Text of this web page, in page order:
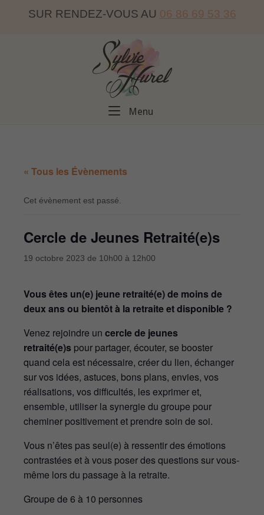
SUR RENDEZ-VOUS AU 06 86 69 53 36
Home
Menu
« Tous les Évènements
Cet évènement est passé.
Cercle de Jeunes Retraité(e)s
19 octobre 2023 de 10h00 à 12h00
Vous êtes un(e) jeune retraité(e) de moins de
deux ans ou bientôt à la retraite et disponible ?
Venez rejoindre un cercle de jeunes
retraité(e)s pour partager, écouter, se booster
quand cela est nécessaire, créer du lien, échanger
sur vos idées, astuces, bons plans, envies, vos
réalisations, vos difficultés, les exprimer et,
ensemble, utiliser la synergie du groupe pour
cheminer positivement et prendre soin de soi.
Vous n’êtes pas seul(e) à ressentir des émotions
contrastées et à vous poser des questions sur vous-
même lors du passage à la retraite.
Groupe de 6 à 10 personnes